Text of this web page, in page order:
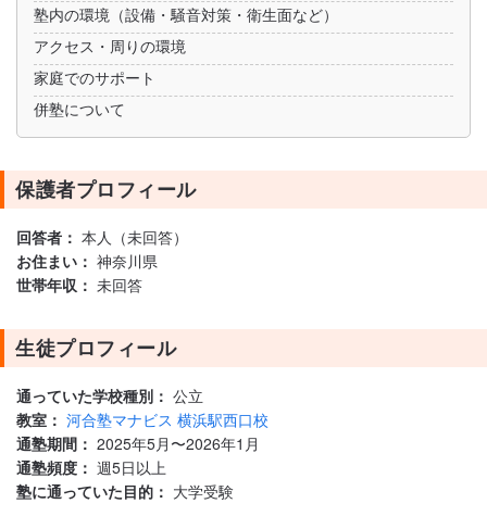
塾内の環境（設備・騒音対策・衛生面など）
アクセス・周りの環境
家庭でのサポート
併塾について
保護者プロフィール
回答者： 本人（未回答）
お住まい： 神奈川県
世帯年収： 未回答
生徒プロフィール
通っていた学校種別： 公立
教室： 河合塾マナビス 横浜駅西口校
通塾期間： 2025年5月〜2026年1月
通塾頻度： 週5日以上
塾に通っていた目的： 大学受験